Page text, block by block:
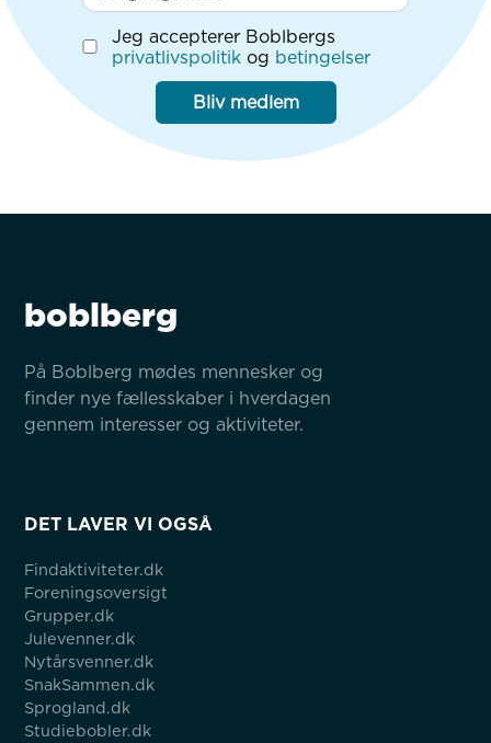
Jeg accepterer Boblbergs
privatlivspolitik og betingelser
Bliv medlem
boblberg
På Boblberg mødes mennesker og
finder nye fællesskaber i hverdagen
gennem interesser og aktiviteter.
DET LAVER VI OGSÅ
Findaktiviteter.dk
Foreningsoversigt
Grupper.dk
Julevenner.dk
Nytårsvenner.dk
SnakSammen.dk
Sprogland.dk
Studiebobler.dk